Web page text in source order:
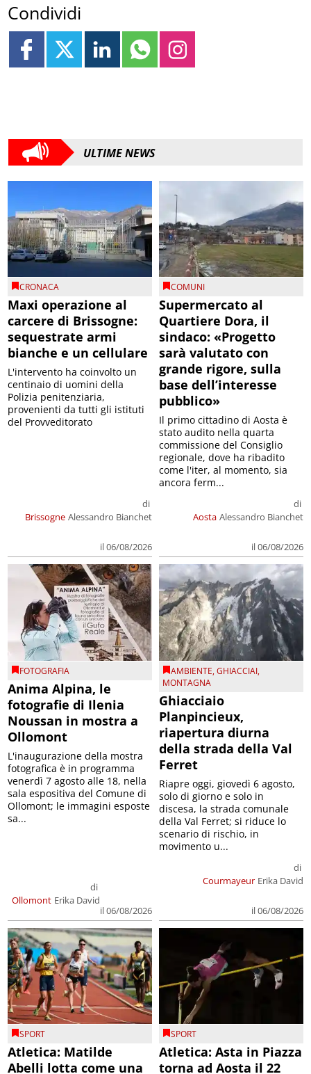
Condividi
ULTIME NEWS
CRONACA
Maxi operazione al
carcere di Brissogne:
sequestrate armi
bianche e un cellulare
Brissogne
di
Alessandro Bianchet
il 06/08/2026
L'intervento ha coinvolto un
centinaio di uomini della
Polizia penitenziaria,
provenienti da tutti gli istituti
del Provveditorato
COMUNI
Supermercato al
Quartiere Dora, il
sindaco: «Progetto
sarà valutato con
grande rigore, sulla
base dell’interesse
pubblico»
Aosta
di
Alessandro Bianchet
il 06/08/2026
Il primo cittadino di Aosta è
stato audito nella quarta
commissione del Consiglio
regionale, dove ha ribadito
come l'iter, al momento, sia
ancora ferm...
FOTOGRAFIA
Anima Alpina, le
fotografie di Ilenia
Noussan in mostra a
Ollomont
Ollomont
di
Erika David
il 06/08/2026
L'inaugurazione della mostra
fotografica è in programma
venerdì 7 agosto alle 18, nella
sala espositiva del Comune di
Ollomont; le immagini esposte
sa...
AMBIENTE,GHIACCIAI,
MONTAGNA
Ghiacciaio
Planpincieux,
riapertura diurna
della strada della Val
Ferret
Courmayeur
di
Erika David
il 06/08/2026
Riapre oggi, giovedì 6 agosto,
solo di giorno e solo in
discesa, la strada comunale
della Val Ferret; si riduce lo
scenario di rischio, in
movimento u...
SPORT
Atletica: Matilde
Abelli lotta come una
SPORT
Atletica: Asta in Piazza
torna ad Aosta il 22